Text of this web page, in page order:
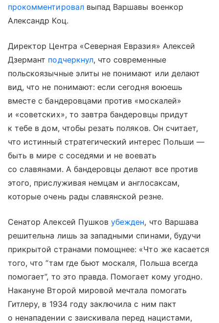
прокомментировалвыпад Варшавы военкор
Александр Коц.
Директор Центра «Северная Евразия» Алексей
Дзермант подчеркнул, что современные
польскоязычные элиты не понимают или делают
вид, что не понимают: если сегодня воюешь
вместе с бандеровцами против «москалей»
и «советских», то завтра бандеровцы придут
к тебе в дом, чтобы резать поляков. Он считает,
что истинный стратегический интерес Польши —
быть в мире с соседями и не воевать
со славянами. А бандеровцы делают все против
этого, прислуживая немцам и англосаксам,
которые очень рады славянской резне.
Сенатор Алексей Пушковубежден, что Варшава
решительна лишь за западными спинами, будучи
прикрытой странами помощнее: «Что же касается
того, что “там где бьют москаля, Польша всегда
помогает”, то это правда. Помогает кому угодно.
Накануне Второй мировой мечтала помогать
Гитлеру, в 1934 году заключила с ним пакт
о ненападении с заискивала перед нацистами,